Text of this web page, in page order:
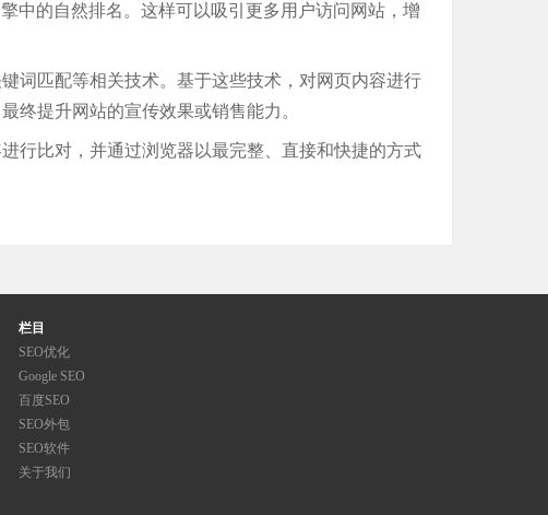
中的自然排名。这样可以吸引更多用户访问网站，增
词匹配等相关技术。基于这些技术，对网页内容进行
终提升网站的宣传效果或销售能力。
行比对，并通过浏览器以最完整、直接和快捷的方式
栏目
SEO优化
Google SEO
百度SEO
SEO外包
SEO软件
关于我们